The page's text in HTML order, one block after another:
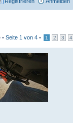
• Seite 1 von 4 • 1 2 3 4